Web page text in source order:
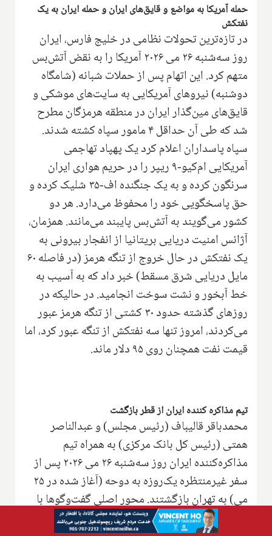
حمله آمریکا به مواضع و قایق‌های ایران و حمله ایران به یک
نفتکش
در تازه‌ترین تحولات نظامی در خلیج فارس، ایران
روز سه‌شنبه ۲۶ می ۲۰۲۶ آمریکا را به نقض آتش‌بس
متهم کرد. این اتهام پس از حملات شبانه (شامگاه
دوشنبه) نیروهای آمریکایی به سایت‌های موشکی و
قایق‌های مین‌گذار ایران در منطقه هرمزگان مطرح
شد که طی آن حداقل ۴ مامور سپاه کشته شدند.
سپاه پاسداران اعلام کرد یک پهپاد تهاجمی
آمریکایی ام‌کیو-۹ ریپر را در حریم هواری ایران
سرنگون کرده و به یک جنگنده اف-۳۵ شلیک کرده و
حق پاسخگویی خود را محفوظ می‌دارد. هر دو
کشور می‌گویند به آتش‌بس پایبند می‌مانند. همزمان،
آژانس امنیت دریایی بریتانیا از انفجار بیرونی به
یک نفتکش در حال خروج از تنگه هرمز (در فاصله ۶۰
مایل دریایی شرق مسقط) خبر داد که به آسیب به
خط آبخور و نشت سوخت انجامید. در حالیکه در
روزهای گذشته حدود ۳۰ کشتی از تنگه هرمز عبور
می‌کردند، امروز تنها سه نفتکش از تنگه عبور کرد، اما
قیمت نفت همچنان روی ۹۵ دلار ماند.
تیم مذاکره کننده ایران از قطر بازگشت
محمدباقر قالیباف (رئیس مجلس) و عبدالناصر
همتی (رئیس کل بانک مرکزی) به همراه تیم
مذاکره‌کننده ایران روز سه‌شنبه ۲۶ می ۲۰۲۶ پس از
سفر غیرمنتظره یک‌روزه به دوحه (آغاز شده در ۲۵
می) به تهران بازگشتند. محور اصلی گفت‌وگوها با
مقامات قطری، بازگشت پول‌های بلوکه‌شده ایران بود.